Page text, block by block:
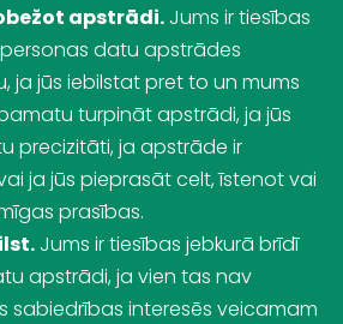
apstrādi. Jums ir tiesības
datu apstrādes
ja jūs iebilstat pret to un mums
turpināt apstrādi, ja jūs
precizitāti, ja apstrāde ir
ja jūs pieprasāt celt, īstenot vai
prasības.
Jums ir tiesības jebkurā brīdī
apstrādi, ja vien tas nav
sabiedrības interesēs veicamam